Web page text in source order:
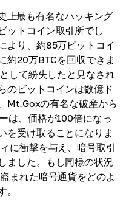
上最も有名なハッキング
ットコイン取引所でし
より、約85万ビットコイ
約20万BTCを回収できま
して紛失したと見なされ
のビットコインは数億ド
Mt.Goxの有名な破産から
は、価格が100倍になっ
を受け取ることになりま
に衝撃を与え、暗号取引
ました。もし同様の状況
まれた暗号通貨をどのよ